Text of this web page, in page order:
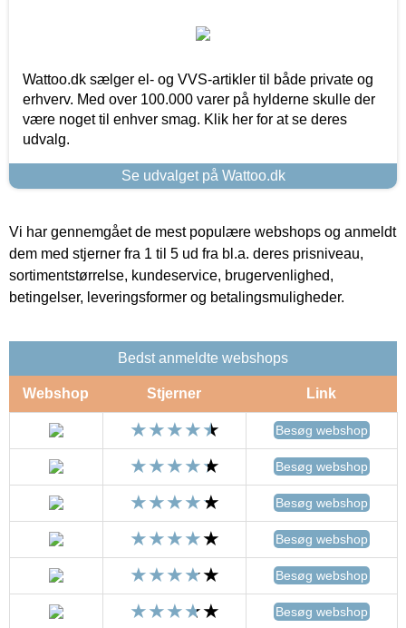
Wattoo.dk sælger el- og VVS-artikler til både private og
erhverv. Med over 100.000 varer på hylderne skulle der
være noget til enhver smag. Klik her for at se deres
udvalg.
Se udvalget på Wattoo.dk
Vi har gennemgået de mest populære webshops og anmeldt
dem med stjerner fra 1 til 5 ud fra bl.a. deres prisniveau,
sortimentstørrelse, kundeservice, brugervenlighed,
betingelser, leveringsformer og betalingsmuligheder.
Bedst anmeldte webshops
Webshop Stjerner Link
Besøg webshop
Besøg webshop
Besøg webshop
Besøg webshop
Besøg webshop
Besøg webshop